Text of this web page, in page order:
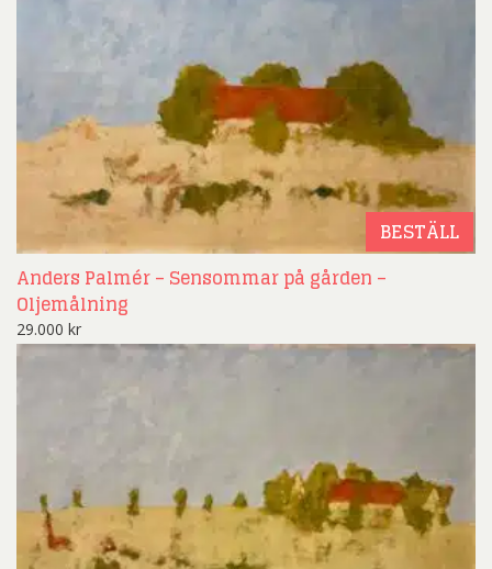
BESTÄLL
Anders Palmér – Sensommar på gården –
Oljemålning
29.000 kr